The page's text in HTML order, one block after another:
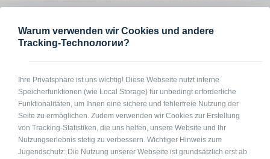
Begleiten Sie uns:
Warum verwenden wir Cookies und andere
Tracking-Technологии?
Ihre Privatsphäre ist uns wichtig! Diese Webseite nutzt interne
Speicherfunktionen (wie Local Storage) für unbedingt erforderliche
Funktionalitäten, um Ihnen eine sichere und fehlerfreie Nutzung der
Seite zu ermöglichen. Zudem verwenden wir Cookies zur Erstellung
von Tracking-Statistiken, die uns helfen, unsere Website und Ihr
Nutzungserlebnis stetig zu verbessern. Wichtiger Hinweis zum
Jugendschutz: Die Nutzung unserer Webseite ist grundsätzlich erst ab